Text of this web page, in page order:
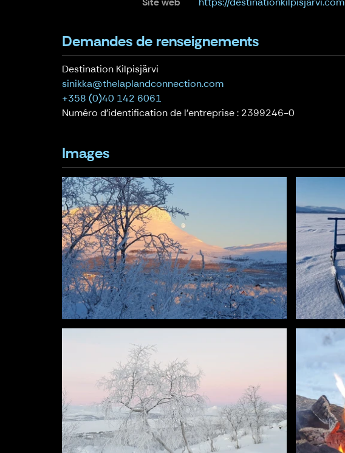
Demandes de renseignements
Destination Kilpisjärvi
sinikka@thelaplandconnection.com
+358 (0)40 142 6061
Numéro d'identification de l'entreprise : 2399246-0
Images